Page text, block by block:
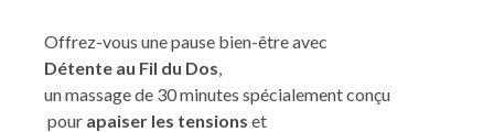
Offrez-vous une pause bien-être avec
Détente au Fil du Dos,
un massage de 30 minutes spécialement conçu
pour apaiser les tensions et